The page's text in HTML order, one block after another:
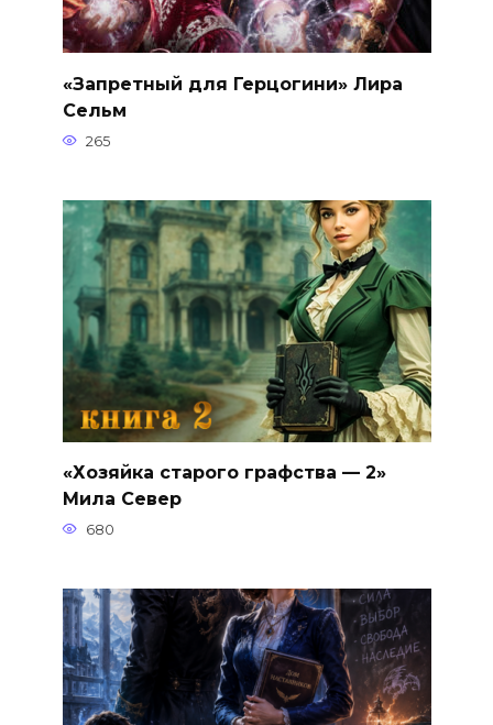
«Запретный для Герцогини» Лира
Сельм
265
«Хозяйка старого графства — 2»
Мила Север
680